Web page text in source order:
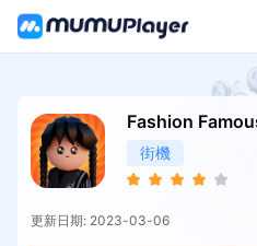
Fashion
街機
更新日期: 2023-03-06